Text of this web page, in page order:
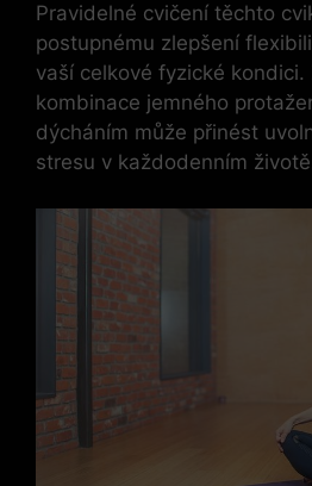
Pravidelné ⁣cvičení těchto
postupnému zlepšení
vaší celkové fyzické
‍kombinace ⁣jemného
‍dýcháním​ může‌ přinést
stresu v každodenním